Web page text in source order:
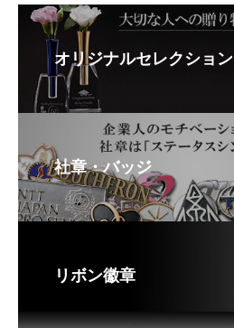
オリジナルセレクション
社章・バッジ
リボン徽章